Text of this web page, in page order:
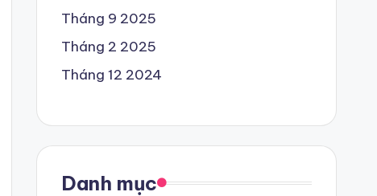
Tháng 9 2025
Tháng 2 2025
Tháng 12 2024
Danh mục